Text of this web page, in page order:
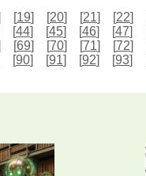
[19] [20] [21] [22]
[44] [45] [46] [47]
[69] [70] [71] [72]
[90] [91] [92] [93]